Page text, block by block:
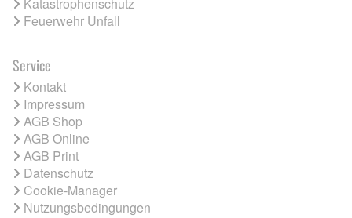
Feuerwehr Unfall
Service
Kontakt
Impressum
AGB Shop
AGB Online
AGB Print
Datenschutz
Cookie-Manager
Nutzungsbedingungen